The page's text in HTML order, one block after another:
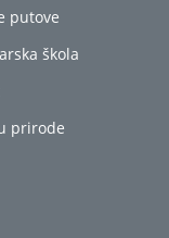
putove
škola
prirode